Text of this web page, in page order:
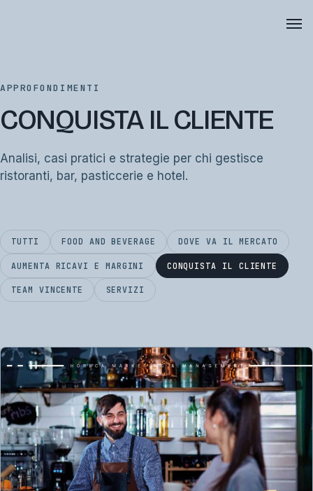
APPROFONDIMENTI
CONQUISTA IL CLIENTE
Analisi, casi pratici e strategie per chi gestisce
ristoranti, bar, pasticcerie e hotel.
TUTTI FOOD AND BEVERAGE DOVE VA IL MERCATO
AUMENTA RICAVI E MARGINI CONQUISTA IL CLIENTE
TEAM VINCENTE SERVIZI